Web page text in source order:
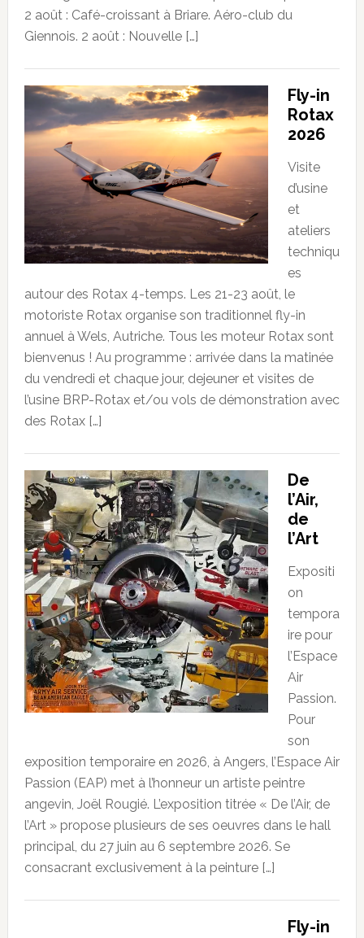
2 août : Café-croissant à Briare. Aéro-club du
Giennois. 2 août : Nouvelle […]
Fly-in
Rotax
2026
Visite
d’usine
et
ateliers
techniqu
es
autour des Rotax 4-temps. Les 21-23 août, le
motoriste Rotax organise son traditionnel fly-in
annuel à Wels, Autriche. Tous les moteur Rotax sont
bienvenus ! Au programme : arrivée dans la matinée
du vendredi et chaque jour, dejeuner et visites de
l’usine BRP-Rotax et/ou vols de démonstration avec
des Rotax […]
De
l’Air,
de
l’Art
Expositi
on
tempora
ire pour
l’Espace
Air
Passion.
Pour
son
exposition temporaire en 2026, à Angers, l’Espace Air
Passion (EAP) met à l’honneur un artiste peintre
angevin, Joël Rougié. L’exposition titrée « De l’Air, de
l’Art » propose plusieurs de ses oeuvres dans le hall
principal, du 27 juin au 6 septembre 2026. Se
consacrant exclusivement à la peinture […]
Fly-in